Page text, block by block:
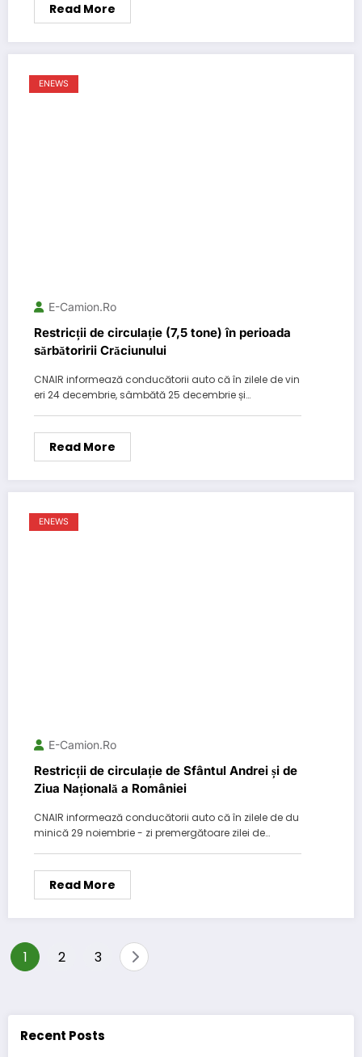
Read More
ENEWS
E-Camion.ro
Restricții de circulație (7,5 tone) în perioada
sărbătoririi Crăciunului
CNAIR informează conducătorii auto că în zilele de vin
eri 24 decembrie, sâmbătă 25 decembrie și…
Read More
ENEWS
E-Camion.ro
Restricții de circulație de Sfântul Andrei și de
Ziua Națională a României
CNAIR informează conducătorii auto că în zilele de du
minică 29 noiembrie - zi premergătoare zilei de…
Read More
Posts
1 2 3
Recent Posts